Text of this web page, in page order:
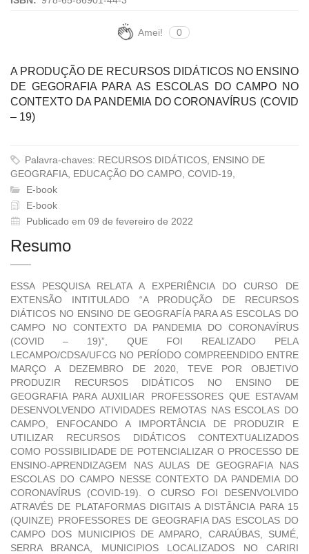
Amei! 0
A PRODUÇÃO DE RECURSOS DIDÁTICOS NO ENSINO
DE GEGORAFIA PARA AS ESCOLAS DO CAMPO NO
CONTEXTO DA PANDEMIA DO CORONAVÍRUS (COVID
– 19)
Palavra-chaves: RECURSOS DIDÁTICOS, ENSINO DE
GEOGRAFIA, EDUCAÇÃO DO CAMPO, COVID-19,
E-book
E-book
Publicado em 09 de fevereiro de 2022
Resumo
ESSA PESQUISA RELATA A EXPERIÊNCIA DO CURSO DE
EXTENSÃO INTITULADO “A PRODUÇÃO DE RECURSOS
DIÁTICOS NO ENSINO DE GEOGRAFÍA PARA AS ESCOLAS DO
CAMPO NO CONTEXTO DA PANDEMIA DO CORONAVÍRUS
(COVID – 19)”, QUE FOI REALIZADO PELA
LECAMPO/CDSA/UFCG NO PERÍODO COMPREENDIDO ENTRE
MARÇO A DEZEMBRO DE 2020, TEVE POR OBJETIVO
PRODUZIR RECURSOS DIDÁTICOS NO ENSINO DE
GEOGRAFIA PARA AUXILIAR PROFESSORES QUE ESTAVAM
DESENVOLVENDO ATIVIDADES REMOTAS NAS ESCOLAS DO
CAMPO, ENFOCANDO A IMPORTÂNCIA DE PRODUZIR E
UTILIZAR RECURSOS DIDÁTICOS CONTEXTUALIZADOS
COMO POSSIBILIDADE DE POTENCIALIZAR O PROCESSO DE
ENSINO-APRENDIZAGEM NAS AULAS DE GEOGRAFIA NAS
ESCOLAS DO CAMPO NESSE CONTEXTO DA PANDEMIA DO
CORONAVÍRUS (COVID-19). O CURSO FOI DESENVOLVIDO
ATRAVÉS DE PLATAFORMAS DIGITAIS A DISTÂNCIA PARA 15
(QUINZE) PROFESSORES DE GEOGRAFIA DAS ESCOLAS DO
CAMPO DOS MUNICIPIOS DE AMPARO, CARAÚBAS, SUMÉ,
SERRA BRANCA, MUNICIPIOS LOCALIZADOS NO CARIRI